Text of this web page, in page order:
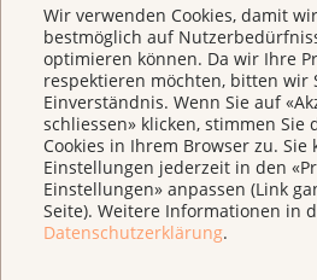
Wir verwenden Cookies, damit
bestmöglich auf
optimieren können. Da wir Ihre
respektieren möchten, bitten wir
Einverständnis. Wenn Sie auf
schliessen» klicken, stimmen Sie
Cookies in Ihrem Browser zu. Sie
Einstellungen jederzeit in den
Einstellungen» anpassen (Link
Seite). Weitere Informationen in
Datenschutzerklärung.
krebsinfo@krebsliga.ch​​​​​​​.
Weitere Informationen
Informationen über Krebs
Über KrebsInfo